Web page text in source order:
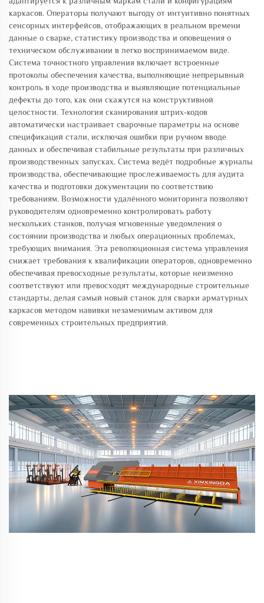
каркасов. Операторы получают выгоду от интуитивно понятных
сенсорных интерфейсов, отображающих в реальном времени
данные о сварке, статистику производства и оповещения о
техническом обслуживании в легко воспринимаемом виде.
Система точностного управления включает встроенные
протоколы обеспечения качества, выполняющие непрерывный
контроль в ходе производства и выявляющие потенциальные
дефекты до того, как они скажутся на конструктивной
целостности. Технология сканирования штрих-кодов
автоматически настраивает сварочные параметры на основе
спецификаций стали, исключая ошибки при ручном вводе
данных и обеспечивая стабильные результаты при различных
производственных запусках. Система ведёт подробные журналы
производства, обеспечивающие прослеживаемость для аудита
качества и подготовки документации по соответствию
требованиям. Возможности удалённого мониторинга позволяют
руководителям одновременно контролировать работу
нескольких станков, получая мгновенные уведомления о
состоянии производства и любых операционных проблемах,
требующих внимания. Эта революционная система управления
снижает требования к квалификации операторов, одновременно
обеспечивая превосходные результаты, которые неизменно
соответствуют или превосходят международные строительные
стандарты, делая самый новый станок для сварки арматурных
каркасов методом навивки незаменимым активом для
современных строительных предприятий.